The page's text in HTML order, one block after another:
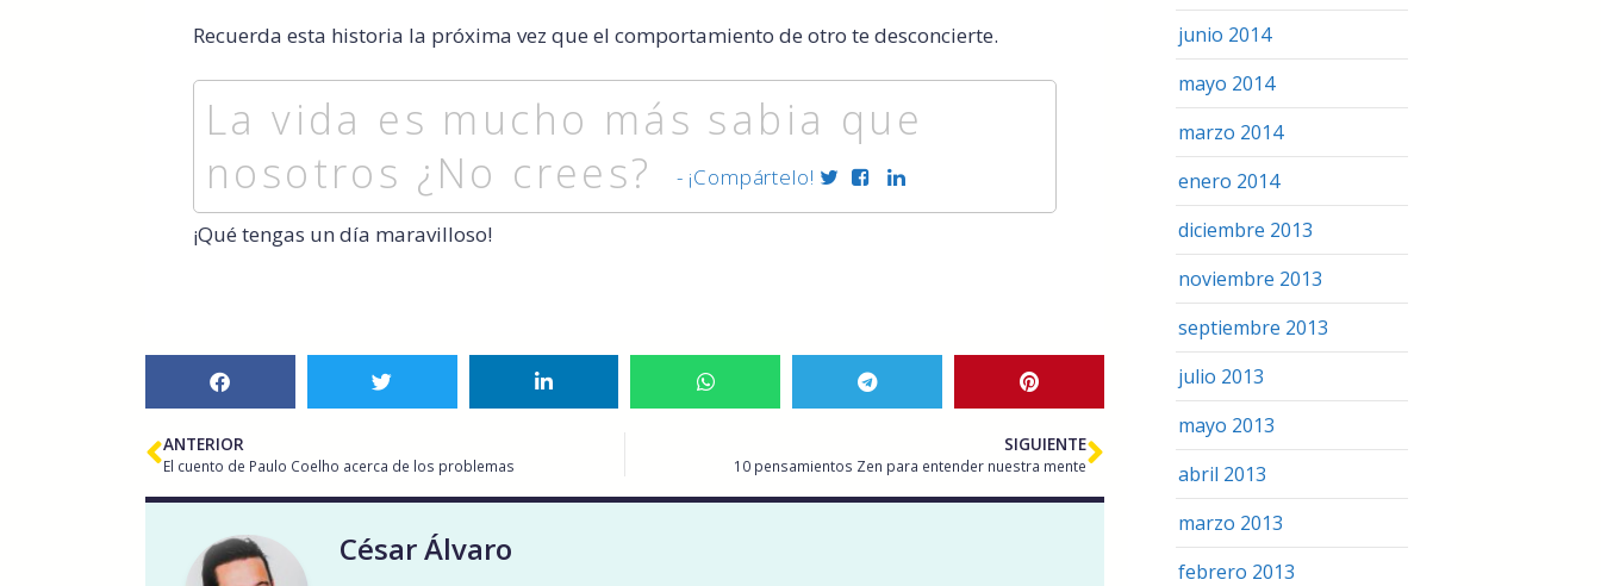
Recuerda esta historia la próxima vez que el comportamiento de otro te desconcierte.
La vida es mucho más sabia que
nosotros ¿No crees?
- ¡Compártelo!
¡Qué tengas un día maravilloso!
ANTERIOR
El cuento de Paulo Coelho acerca de los problemas
SIGUIENTE
10 pensamientos Zen para entender nuestra mente
César Álvaro
junio 2014
mayo 2014
marzo 2014
enero 2014
diciembre 2013
noviembre 2013
septiembre 2013
julio 2013
mayo 2013
abril 2013
marzo 2013
febrero 2013